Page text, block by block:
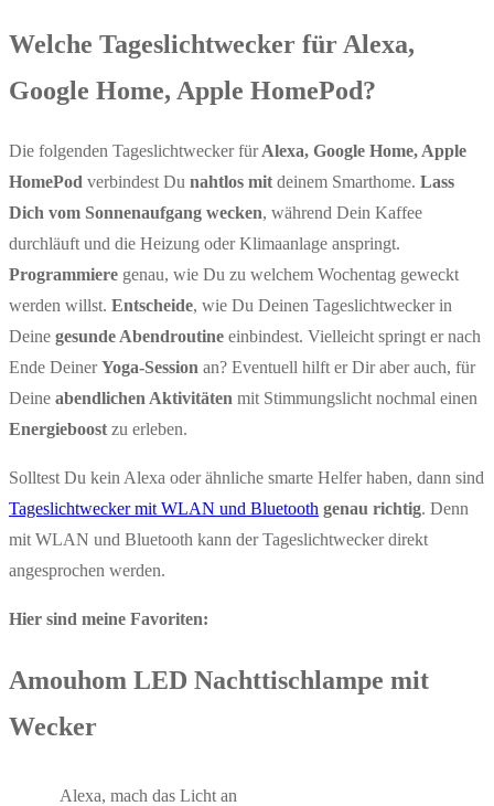
Welche Tageslichtwecker für Alexa,
Google Home, Apple HomePod?
Die folgenden Tageslichtwecker fürAlexa, Google Home, Apple
HomePod verbindest Du nahtlos mit deinem Smarthome. Lass
Dich vom Sonnenaufgang wecken, während Dein Kaffee
durchläuft und die Heizung oder Klimaanlage anspringt.
Programmiere genau, wie Du zu welchem Wochentag geweckt
werden willst. Entscheide, wie Du Deinen Tageslichtwecker in
Deine gesunde Abendroutine einbindest. Vielleicht springt er nach
Ende DeinerYoga-Session an? Eventuell hilft er Dir aber auch, für
Deine abendlichen Aktivitäten mit Stimmungslicht nochmal einen
Energieboost zu erleben.
Solltest Du kein Alexa oder ähnliche smarte Helfer haben, dann sind
Tageslichtwecker mit WLAN und Bluetooth genau richtig. Denn
mit WLAN und Bluetooth kann der Tageslichtwecker direkt
angesprochen werden.
Hier sind meine Favoriten:
Amouhom LED Nachttischlampe mit
Wecker
Alexa, mach das Licht an